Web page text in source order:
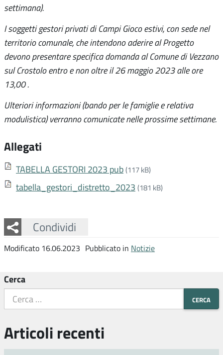
settimana).
I soggetti gestori privati di Campi Gioco estivi, con sede nel
territorio comunale, che intendono aderire al Progetto
devono presentare specifica domanda al Comune di Vezzano
sul Crostolo entro e non oltre il 26 maggio 2023 alle ore
13,00 .
Ulteriori informazioni (bando per le famiglie e relativa
modulistica) verranno comunicate nelle prossime settimane.
Allegati
TABELLA GESTORI 2023 pub(117 kB)
tabella_gestori_distretto_2023 (181 kB)
Condividi
Facebook
Twitter
Whatsapp
Modificato 16.06.2023 Pubblicato in Notizie
Cerca
Articoli recenti